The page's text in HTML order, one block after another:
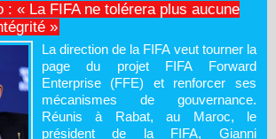
: « La FIFA ne tolérera plus aucune
»
La direction de la FIFA veut tourner la
page du projet FIFA Forward
Enterprise (FFE) et renforcer ses
mécanismes de gouvernance.
Réunis à Rabat, au Maroc, le
président de la FIFA, Gianni